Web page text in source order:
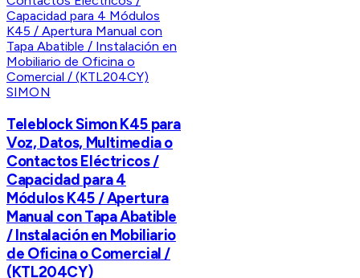
SIMON
Teleblock Simon K45 para
Voz, Datos, Multimedia o
Contactos Eléctricos /
Capacidad para 4
Módulos K45 / Apertura
Manual con Tapa Abatible
/ Instalación en Mobiliario
de Oficina o Comercial /
(KTL204CY)